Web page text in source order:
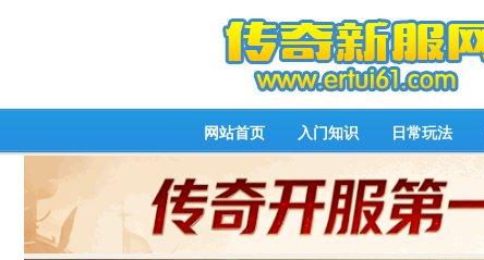
网站首页 入门知识 日常玩法